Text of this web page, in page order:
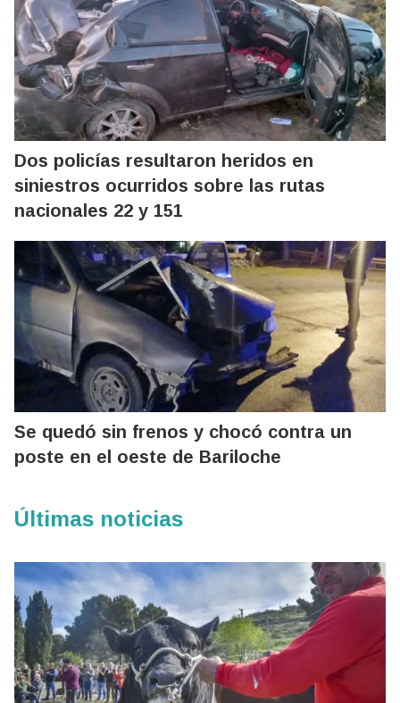
Dos policías resultaron heridos en
siniestros ocurridos sobre las rutas
nacionales 22 y 151
Se quedó sin frenos y chocó contra un
poste en el oeste de Bariloche
Últimas noticias